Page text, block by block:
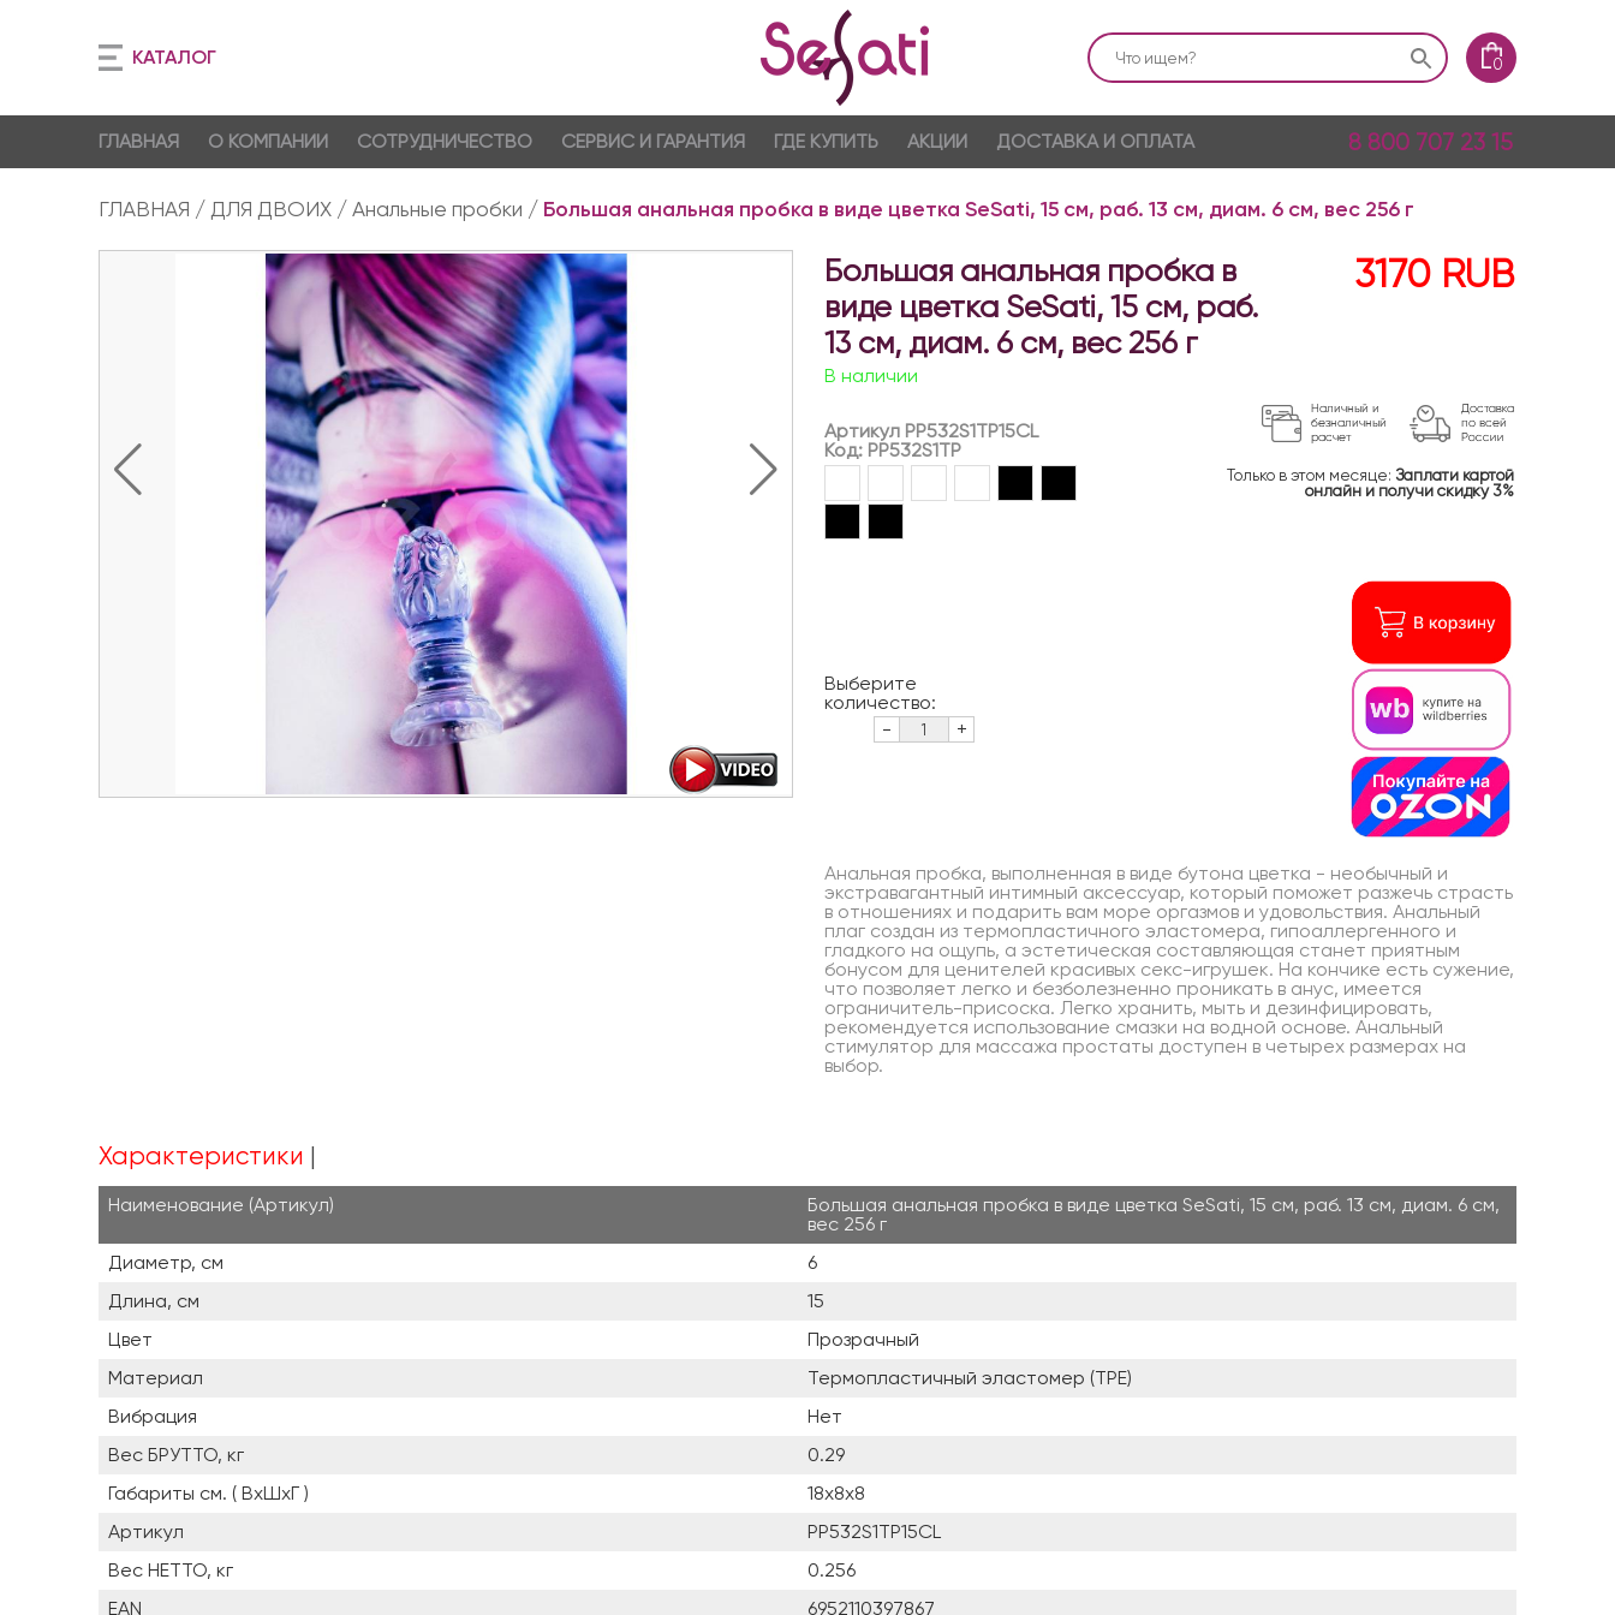
КАТАЛОГ 0
ГЛАВНАЯ О КОМПАНИИ СОТРУДНИЧЕСТВО СЕРВИС И ГАРАНТИЯ ГДЕ КУПИТЬ АКЦИИ ДОСТАВКА И ОПЛАТА 8 800 707 23 15
ГЛАВНАЯ ДЛЯ ДВОИХ Анальные пробки Большая анальная пробка в виде цветка SeSati, 15 см, раб. 13 см, диам. 6 см, вес 256 г
Большая анальная пробка в
виде цветка SeSati, 15 см, раб.
13 см, диам. 6 см, вес 256 г
В наличии
3170 RUB
Артикул PP532S1TP15CL
Код: PP532S1TP
Только в этом месяце: Заплати картой
онлайн и получи скидку 3%
Выберите
количество:
-
+
Анальная пробка, выполненная в виде бутона цветка - необычный и
экстравагантный интимный аксессуар, который поможет разжечь страсть
в отношениях и подарить вам море оргазмов и удовольствия. Анальный
плаг создан из термопластичного эластомера, гипоаллергенного и
гладкого на ощупь, а эстетическая составляющая станет приятным
бонусом для ценителей красивых секс-игрушек. На кончике есть сужение,
что позволяет легко и безболезненно проникать в анус, имеется
ограничитель-присоска. Легко хранить, мыть и дезинфицировать,
рекомендуется использование смазки на водной основе. Анальный
стимулятор для массажа простаты доступен в четырех размерах на
выбор.
Характеристики
Наименование (Артикул)
Большая анальная пробка в виде цветка SeSati, 15 см, раб. 13 см, диам. 6 см,
вес 256 г
Диаметр, см
6
Длина, см
15
Цвет
Прозрачный
Материал
Термопластичный эластомер (TPE)
Вибрация
Нет
Вес БРУТТО, кг
0.29
Габариты см. ( ВxШxГ )
18х8х8
Артикул
PP532S1TP15CL
Вес НЕТТО, кг
0.256
EAN
6952110397867